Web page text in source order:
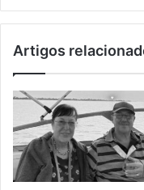
Artigos